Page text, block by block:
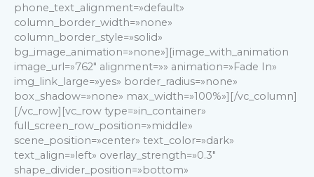
phone_text_alignment=»default»
column_border_width=»none»
column_border_style=»solid»
bg_image_animation=»none»][image_with_animation
image_url=»762″ alignment=»» animation=»Fade In»
img_link_large=»yes» border_radius=»none»
box_shadow=»none» max_width=»100%»][/vc_column]
[/vc_row][vc_row type=»in_container»
full_screen_row_position=»middle»
scene_position=»center» text_color=»dark»
text_align=»left» overlay_strength=»0.3″
shape_divider_position=»bottom»